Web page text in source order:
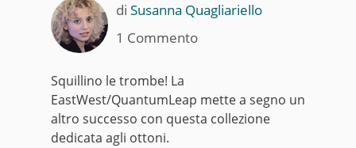
di Susanna Quagliariello
1 Commento
Squillino le trombe! La
EastWest/QuantumLeap mette a segno un
altro successo con questa collezione
dedicata agli ottoni.